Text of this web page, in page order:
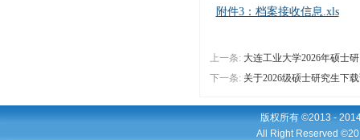
附件3：档案接收信息.xls
上一条: 大连工业大学2026年硕士
下一条: 关于2026级硕士研究生下
版权所有 ©2013 -
All Right Reserved